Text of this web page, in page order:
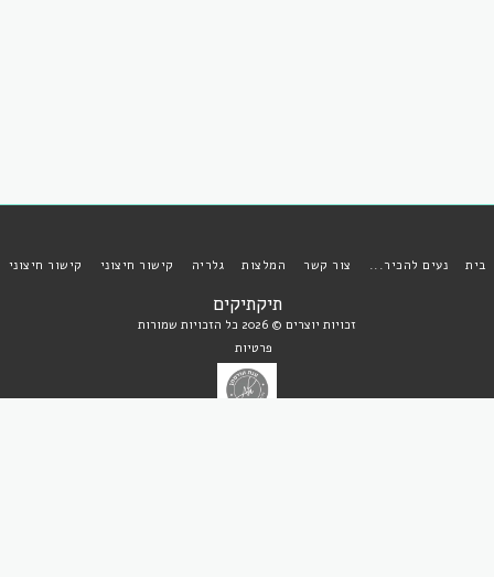
תיקתיקים
זכויות יוצרים © 2026 כל הזכויות שמורות
פרטיות
בית נעים להכיר... צור קשר המלצות גלריה קישור חיצוני קישור חיצוני